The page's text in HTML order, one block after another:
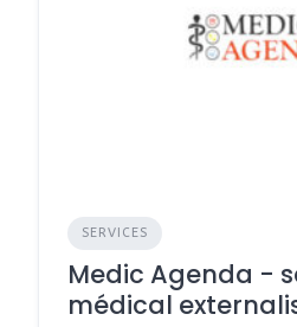
SERVICES
Medic Agenda -
médical